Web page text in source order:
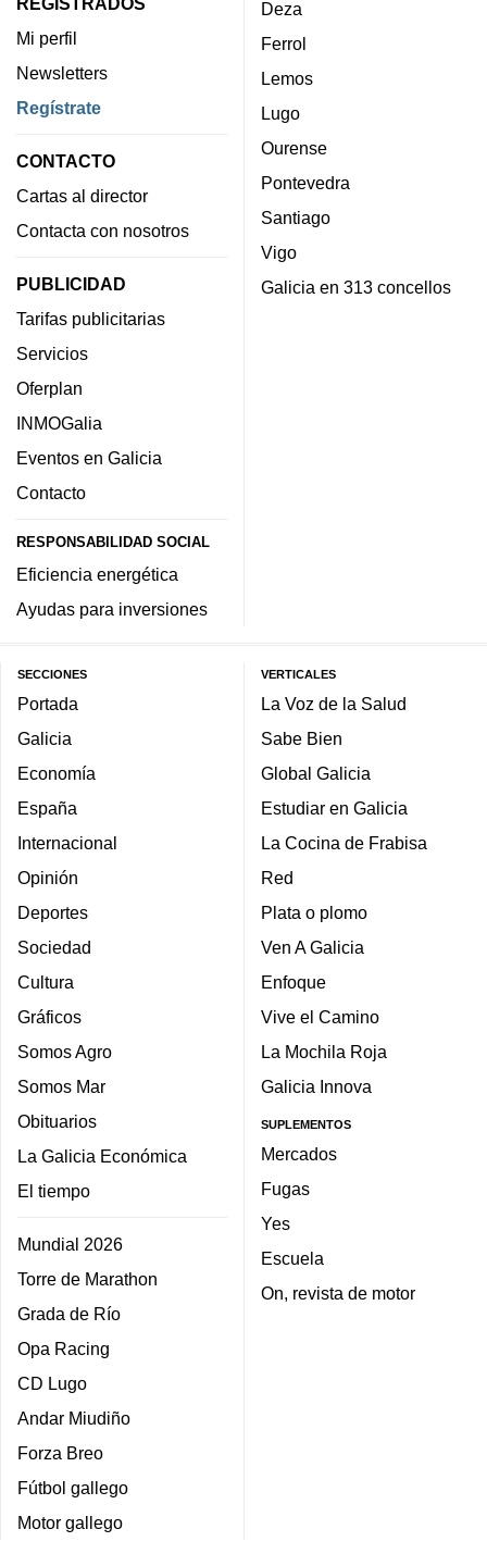
Mi perfil
Newsletters
Regístrate
CONTACTO
Cartas al director
Contacta con nosotros
PUBLICIDAD
Tarifas publicitarias
Servicios
Oferplan
INMOGalia
Eventos en Galicia
Contacto
RESPONSABILIDAD SOCIAL
Eficiencia energética
Ayudas para inversiones
Deza
Ferrol
Lemos
Lugo
Ourense
Pontevedra
Santiago
Vigo
Galicia en 313 concellos
SECCIONES
Portada
Galicia
Economía
España
Internacional
Opinión
Deportes
Sociedad
Cultura
Gráficos
Somos Agro
Somos Mar
Obituarios
La Galicia Económica
El tiempo
Mundial 2026
Torre de Marathon
Grada de Río
Opa Racing
CD Lugo
Andar Miudiño
Forza Breo
Fútbol gallego
Motor gallego
VERTICALES
La Voz de la Salud
Sabe Bien
Global Galicia
Estudiar en Galicia
La Cocina de Frabisa
Red
Plata o plomo
Ven A Galicia
Enfoque
Vive el Camino
La Mochila Roja
Galicia Innova
SUPLEMENTOS
Mercados
Fugas
Yes
Escuela
On, revista de motor